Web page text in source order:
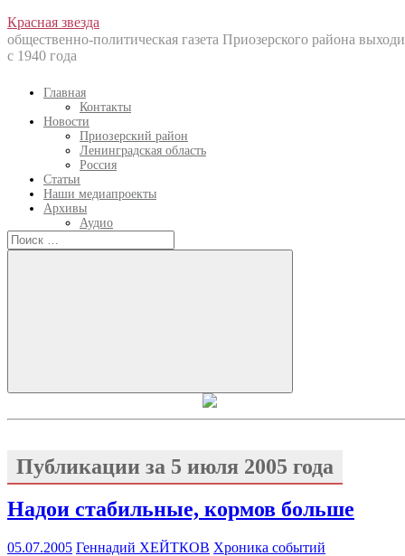
Перейти
к
содержанию
Красная звезда
общественно-политическая газета Приозерского района
с 1940 года
Главная
Контакты
Новости
Приозерский район
Ленинградская область
Россия
Статьи
Наши медиапроекты
Архивы
Аудио
Искать:
Искать
Публикации за 5 июля 2005 года
Надои стабильные, кормов больше
05.07.2005 Геннадий ХЕЙТКОВ Хроника событий